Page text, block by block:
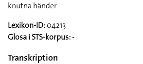
knutna händer
Lexikon-ID:04213
Glosa i STS-korpus:-
Transkription